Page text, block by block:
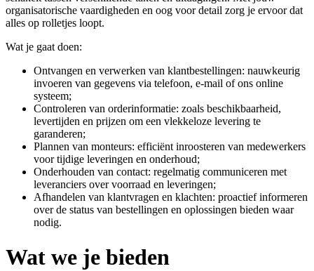
organisatorische vaardigheden en oog voor detail zorg je ervoor dat
alles op rolletjes loopt.
Wat je gaat doen:
Ontvangen en verwerken van klantbestellingen: nauwkeurig
invoeren van gegevens via telefoon, e-mail of ons online
systeem;
Controleren van orderinformatie: zoals beschikbaarheid,
levertijden en prijzen om een vlekkeloze levering te
garanderen;
Plannen van monteurs: efficiënt inroosteren van medewerkers
voor tijdige leveringen en onderhoud;
Onderhouden van contact: regelmatig communiceren met
leveranciers over voorraad en leveringen;
Afhandelen van klantvragen en klachten: proactief informeren
over de status van bestellingen en oplossingen bieden waar
nodig.
Wat we je bieden